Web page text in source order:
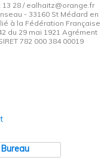
13 28 / ealhaitz@orange.fr
- 33160 St Médard en
à la Fédération Française
du 29 mai 1921 Agrément
782 000 384 00019
Bureau